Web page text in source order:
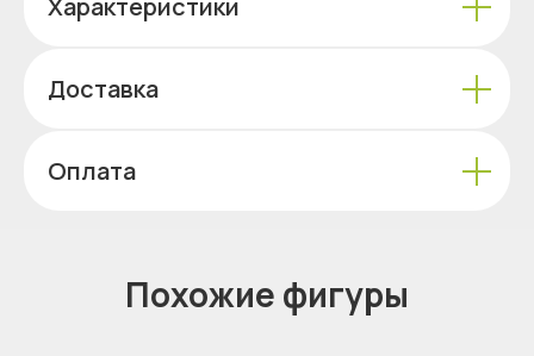
Характеристики
Доставка
Оплата
Похожие фигуры